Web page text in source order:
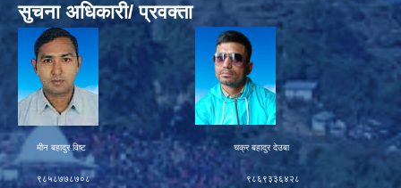
सुचना अधिकारी/ प्रवक्ता
मीन बहादुर विष्ट चक्र बहादुर देउबा
९८५८७७८७०८ ९८६९३३६४२८